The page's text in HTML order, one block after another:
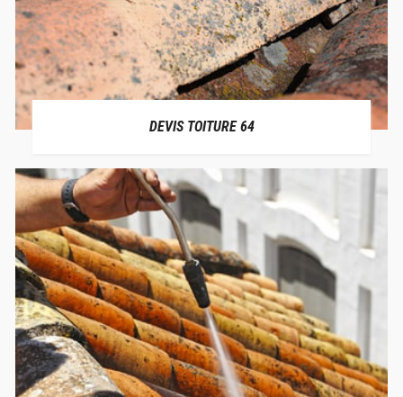
DEVIS TOITURE 64